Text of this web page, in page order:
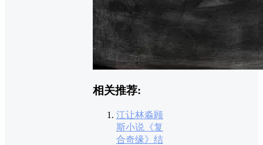
相关推荐:
江让林淼顾
斯小说《复
合奇缘》结